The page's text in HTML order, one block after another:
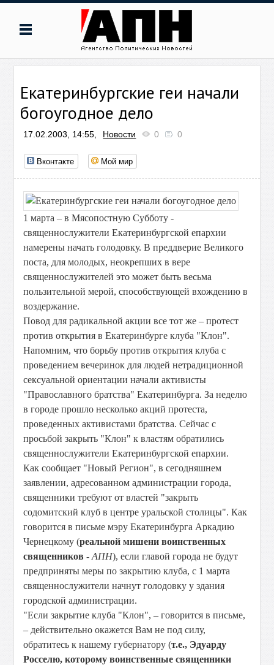
Екатеринбургские геи начали
богоугодное дело
17.02.2003, 14:55, Новости 0 0
Вконтакте Мой мир
1 марта – в Мясопостную Субботу -
священнослужители Екатеринбургской епархии
намерены начать голодовку. В преддверие Великого
поста, для молодых, неокрепших в вере
священнослужителей это может быть весьма
пользительной мерой, способствующей вхождению в
воздержание.
Повод для радикальной акции все тот же – протест
против открытия в Екатеринбурге клуба "Клон".
Напомним, что борьбу против открытия клуба с
проведением вечеринок для людей нетрадиционной
сексуальной ориентации начали активисты
"Православного братства" Екатеринбурга. За неделю
в городе прошло несколько акций протеста,
проведенных активистами братства. Сейчас с
просьбой закрыть "Клон" к властям обратились
священнослужители Екатеринбургской епархии.
Как сообщает "Новый Регион", в сегодняшнем
заявлении, адресованном администрации города,
священники требуют от властей "закрыть
содомитский клуб в центре уральской столицы". Как
говорится в письме мэру Екатеринбурга Аркадию
Чернецкому (реальной мишени воинственных
священников -АПН), если главой города не будут
предприняты меры по закрытию клуба, с 1 марта
священнослужители начнут голодовку у здания
городской администрации.
"Если закрытие клуба "Клон", – говорится в письме,
– действительно окажется Вам не под силу,
обратитесь к нашему губернатору (т.е., Эдуарду
Росселю, которому воинственные священники